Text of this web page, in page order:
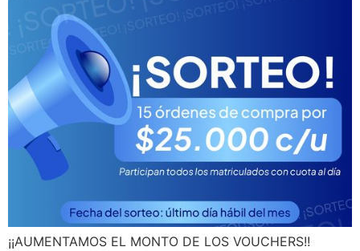
¡¡AUMENTAMOS EL MONTO DE LOS VOUCHERS!!